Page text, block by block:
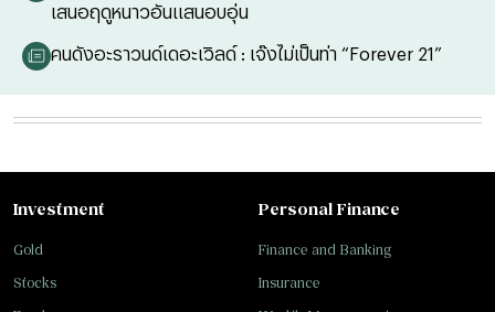
เสนอฤดูหนาวอันแสนอบอุ่น
คนดังอะราวนด์เดอะเวิลด์ : เจ๊งไม่เป็นท่า “Forever 21”
Investment
Gold
Stocks
Personal Finance
Finance and Banking
Insurance